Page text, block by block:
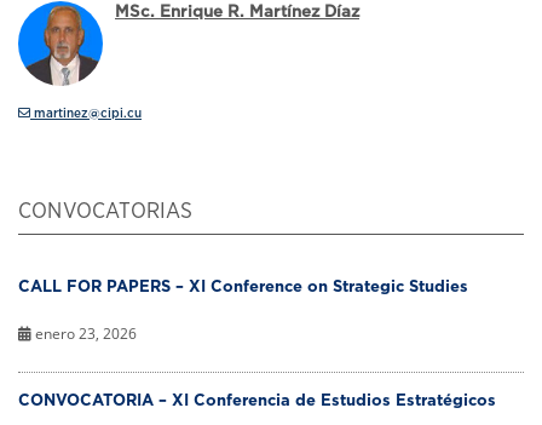
MSc. Enrique R. Martínez Díaz
martinez@cipi.cu
CONVOCATORIAS
CALL FOR PAPERS – XI Conference on Strategic Studies
enero 23, 2026
CONVOCATORIA – XI Conferencia de Estudios Estratégicos